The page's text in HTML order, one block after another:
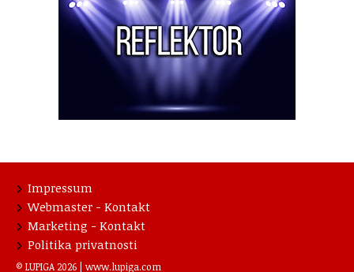
Impressum
Webmaster - Kontakt
Marketing - Kontakt
Politika privatnosti
© LUPIGA 2026 | www.lupiga.com